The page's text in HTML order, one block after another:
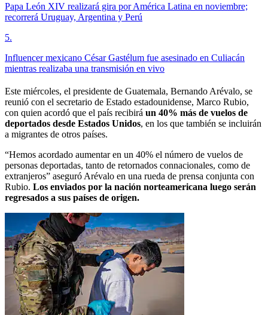
Papa León XIV realizará gira por América Latina en noviembre;
recorrerá Uruguay, Argentina y Perú
5.
Influencer mexicano César Gastélum fue asesinado en Culiacán
mientras realizaba una transmisión en vivo
Este miércoles, el presidente de Guatemala, Bernando Arévalo, se
reunió con el secretario de Estado estadounidense, Marco Rubio,
con quien acordó que el país recibirá un 40% más de vuelos de
deportados desde Estados Unidos, en los que también se incluirán
a migrantes de otros países.
“Hemos acordado aumentar en un 40% el número de vuelos de
personas deportadas, tanto de retornados connacionales, como de
extranjeros” aseguró Arévalo en una rueda de prensa conjunta con
Rubio. Los enviados por la nación norteamericana luego serán
regresados a sus países de origen.